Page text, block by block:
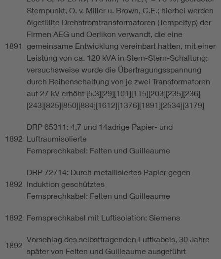
1891
Sternpunkt, O. v. Miller u. Brown, C.E.; hierbei werden
ölgefüllte Drehstromtransformatoren (Tempeltyp) der
Firmen AEG und Oerlikon verwandt, die eine
gemeinsame Entwicklung vereinbart hatten, mit einer
Leistung von ca. 120 kVA in Stern-Stern-Schaltung;
versuchsweise wurde die Übertragungsspannung
durch Reihenschaltung von je zwei Transformatoren
auf 27 kV erhöht [5.3][29][101][115][203][235][236]
[243][825][850][884][1612][1376][1891][2534][3179]
1892
DRP 65311: 4,7 und 14adrige Papier- und
Luftraumisolierte
Fernsprechkabel: Felten und Guilleaume
1892
DRP 72714: Durch metallisiertes Papier gegen
Induktion geschütztes
Fernsprechkabel: Felten und Guilleaume
1892 Fernsprechkabel mit Luftisolation: Siemens
1892
Vorschlag des selbsttragenden Luftkabels, 30 Jahre
später von Felten und Guilleaume ausgeführt